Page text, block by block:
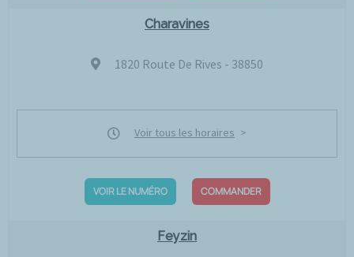
Charavines
1820 Route De Rives - 38850
Voir tous les horaires
VOIR LE NUMÉRO COMMANDER
Feyzin